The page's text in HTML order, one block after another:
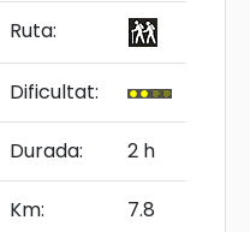
Ruta:
Dificultat:
Durada: 2 h
Km: 7.8